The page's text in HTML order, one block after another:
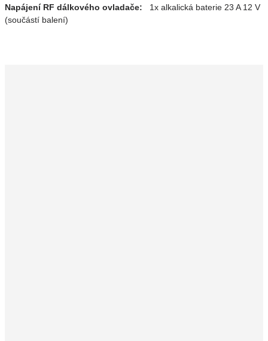
Napájení RF dálkového ovladače: 1x alkalická baterie 23 A 12 V
(součástí balení)